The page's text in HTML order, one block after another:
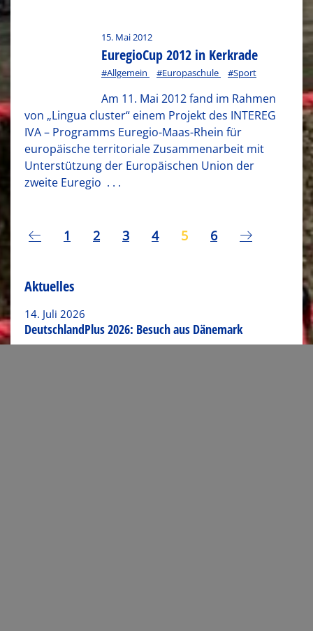
15. Mai 2012
EuregioCup 2012 in Kerkrade
#Allgemein #Europaschule #Sport
Am 11. Mai 2012 fand im Rahmen
von „Lingua cluster“ einem Projekt des INTEREG
IVA – Programms Euregio-Maas-Rhein für
europäische territoriale Zusammenarbeit mit
Unterstützung der Europäischen Union der
zweite Euregio . . .
1 2 3 4 5 6
Aktuelles
14. Juli 2026
DeutschlandPlus 2026: Besuch aus Dänemark